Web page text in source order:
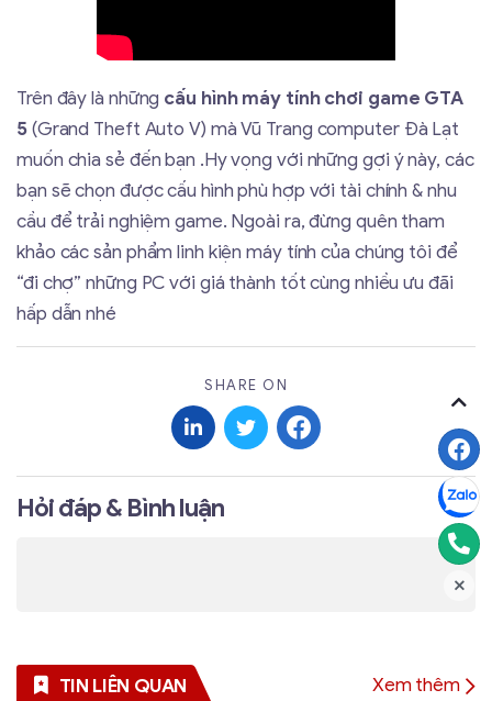
Trên đây là những cấu hình máy tính chơi game GTA
5(Grand Theft Auto V) mà Vũ Trang computer Đà Lạt
muốn chia sẻ đến bạn .Hy vọng với những gợi ý này, các
bạn sẽ chọn được cấu hình phù hợp với tài chính & nhu
cầu để trải nghiệm game. Ngoài ra, đừng quên tham
khảo các sản phẩm linh kiện máy tính của chúng tôi để
“đi chợ” những PC với giá thành tốt cùng nhiều ưu đãi
hấp dẫn nhé
SHARE ON
Hỏi đáp & Bình luận
TIN LIÊN QUAN Xem thêm